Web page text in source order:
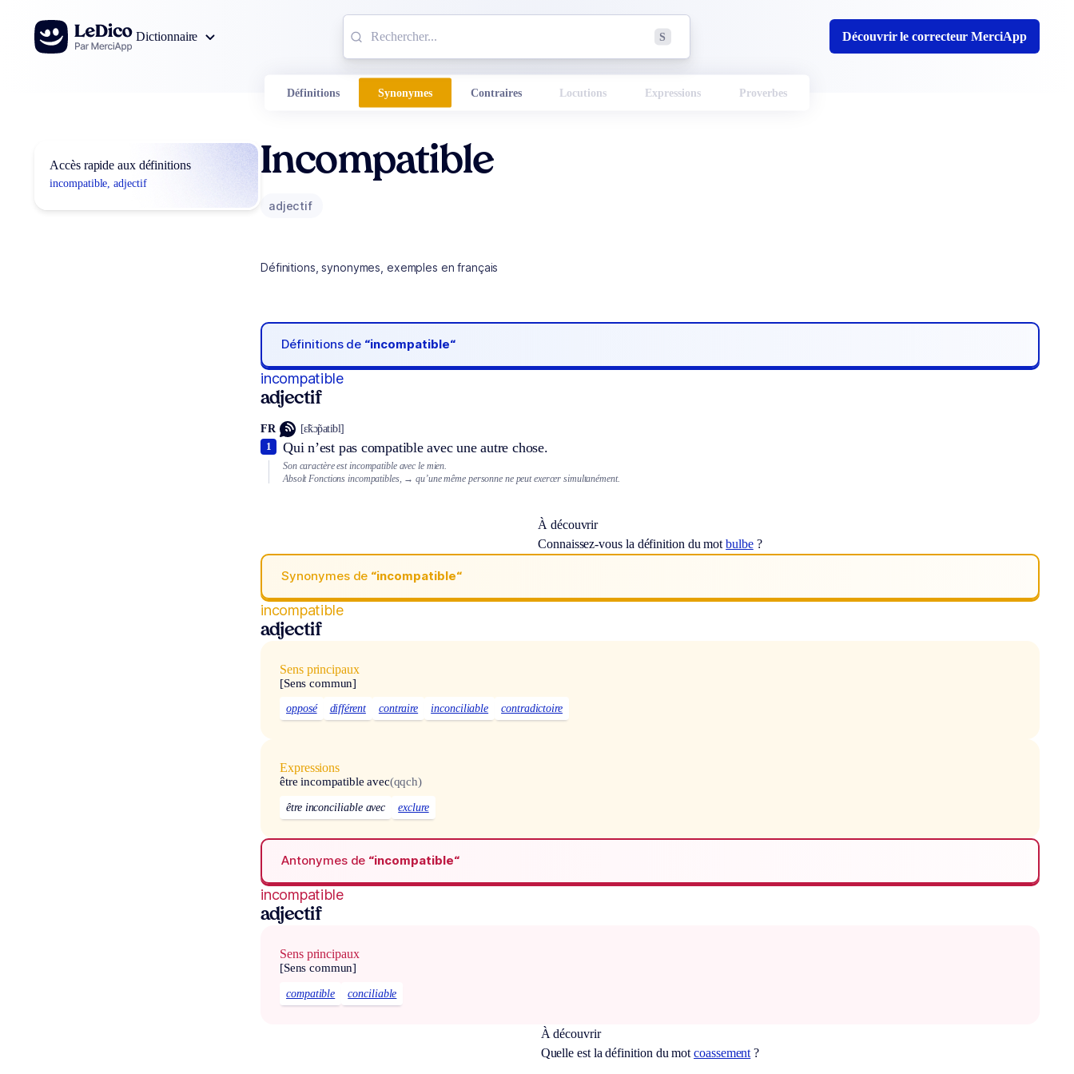
Aller au contenu
Dictionnaire
S Découvrir le correcteur MerciApp
Définitions Synonymes Contraires Locutions Expressions Proverbes
Accès rapide aux définitions
incompatible, adjectif
Incompatible
adjectif
Définitions, synonymes, exemples en français
Définitions de “incompatible“
incompatible
adjectif
FR [ɛ̃kɔ̃patibl]
Qui n’est pas compatible avec une autre chose.
1
Son caractère est incompatible avec le mien.
Absolt Fonctions incompatibles, → qu’une même personne ne peut exercer simultanément.
À découvrir
Connaissez-vous la définition du motbulbe?
Synonymes de “incompatible“
incompatible
adjectif
Sens principaux
[Sens commun]
opposé différent contraire inconciliable contradictoire
Expressions
être incompatible avec(qqch)
être inconciliable avec exclure
Antonymes de “incompatible“
incompatible
adjectif
Sens principaux
[Sens commun]
compatible conciliable
À découvrir
Quelle est la définition du motcoassement ?